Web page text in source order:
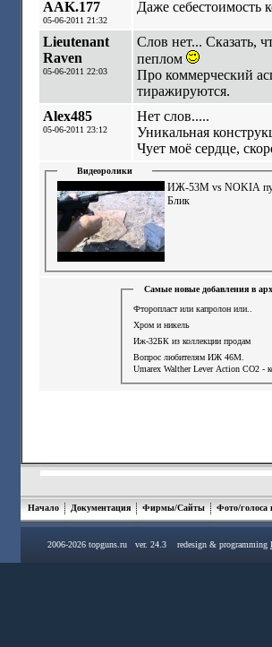
AAK.177
05-06-2011 21:32
Даже себестоимость
Lieutenant
Raven
05-06-2011 22:03
Слов нет... Сказать,
пеплом
Про коммерческий
тиражируются.
Alex485
05-06-2011 23:12
Нет слов.....
Уникальная
Чует моё сердце,
Видеоролики
ИЖ-53М vs NOKIA
Блик
Самые новые добавления в
Фторопласт или капролон или..
Хром и никель
Иж-32БК из коллекции продам
Вопрос любителям ИЖ 46М.
Umarex Walther Lever Action СО2 -
Начало Документация Фирмы/Сайты Фото/голоса
2006-2026 topguns.ru ver. 24.3 redesign & programming